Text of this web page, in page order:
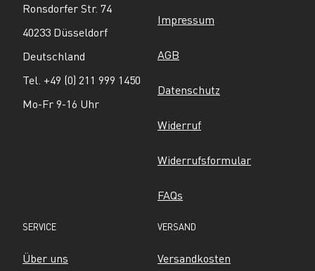
Ronsdorfer Str. 74
40233 Düsseldorf
Deutschland
Tel. +49 (0) 211 999 1450
Mo-Fr 9-16 Uhr
Impressum
AGB
Datenschutz
Widerruf
Widerrufsformular
FAQs
SERVICE
Über uns
VERSAND
Versandkosten